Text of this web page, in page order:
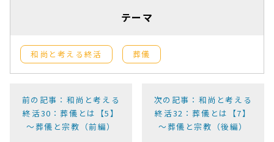
テーマ
和尚と考える終活 葬儀
前の記事：和尚と考える
終活30：葬儀とは【5】
～葬儀と宗教（前編）
次の記事：和尚と考える
終活32：葬儀とは【7】
～葬儀と宗教（後編）